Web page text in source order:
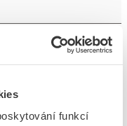
funkcí